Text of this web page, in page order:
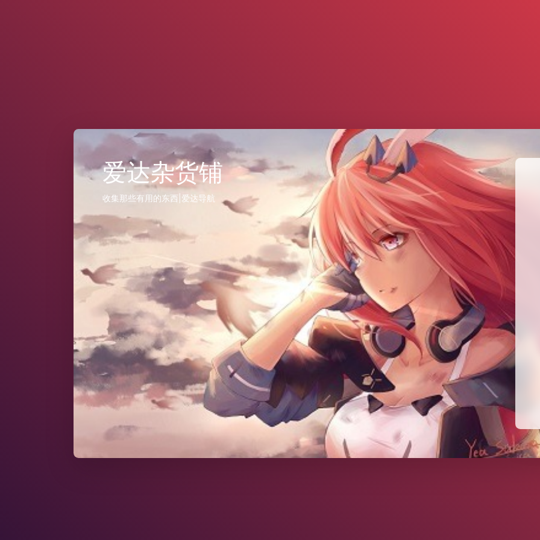
爱达杂货铺
收集那些有用的东西|爱达导航